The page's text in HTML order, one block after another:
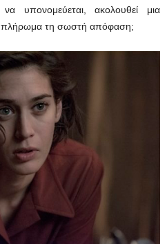
υπονομεύεται, ακολουθεί μια
πλήρωμα τη σωστή απόφαση;